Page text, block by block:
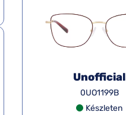
Unofficial
0UO1199B
Készleten